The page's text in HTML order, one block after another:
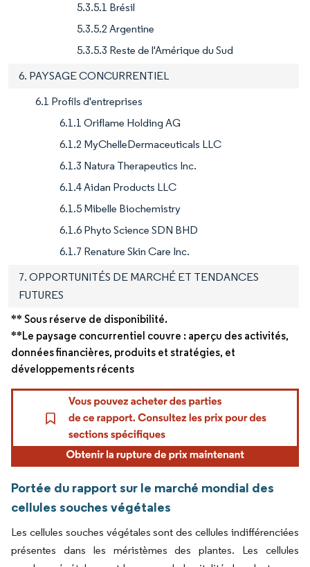
5.3.5.1 Brésil
5.3.5.2 Argentine
5.3.5.3 Reste de l'Amérique du Sud
6. PAYSAGE CONCURRENTIEL
6.1 Profils d'entreprises
6.1.1 Oriflame Holding AG
6.1.2 MyChelleDermaceuticals LLC
6.1.3 Natura Therapeutics Inc.
6.1.4 Aidan Products LLC
6.1.5 Mibelle Biochemistry
6.1.6 Phyto Science SDN BHD
6.1.7 Renature Skin Care Inc.
7. OPPORTUNITÉS DE MARCHÉ ET TENDANCES
FUTURES
** Sous réserve de disponibilité.
**Le paysage concurrentiel couvre : aperçu des activités,
données financières, produits et stratégies, et
développements récents
Portée du rapport sur le marché mondial des
cellules souches végétales
Les cellules souches végétales sont des cellules indifférenciées
présentes dans les méristèmes des plantes. Les cellules